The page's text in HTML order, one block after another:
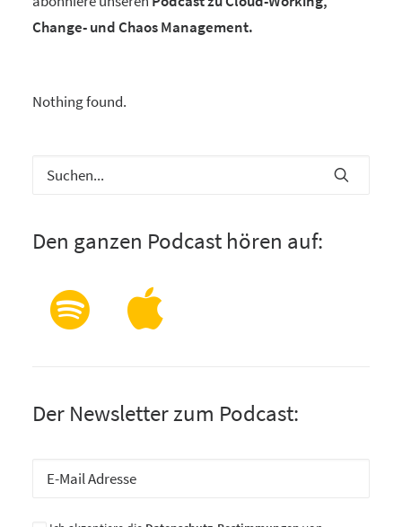
Change- und Chaos Management.
Nothing found.
Den ganzen Podcast hören auf:
Der Newsletter zum Podcast: